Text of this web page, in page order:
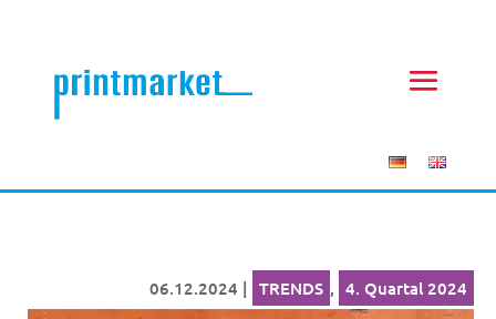
06.12.2024 | TRENDS , 4. Quartal 2024